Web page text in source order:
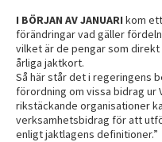
I BÖRJAN AV JANUARI kom
förändringar vad gäller
vilket är de pengar som
årliga jaktkort.
Så här står det i regeringens
förordning om vissa bidrag ur
rikstäckande organisationer
verksamhetsbidrag för att
enligt jaktlagens definitioner.”